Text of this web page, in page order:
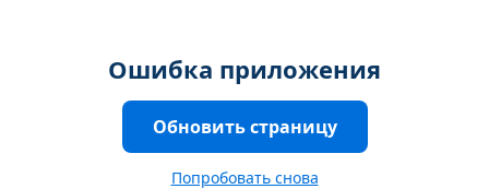
Ошибка приложения
Обновить страницу
Попробовать снова